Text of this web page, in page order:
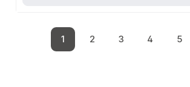
Seite
1
Seite
2
Seite
3
Seite
4 5